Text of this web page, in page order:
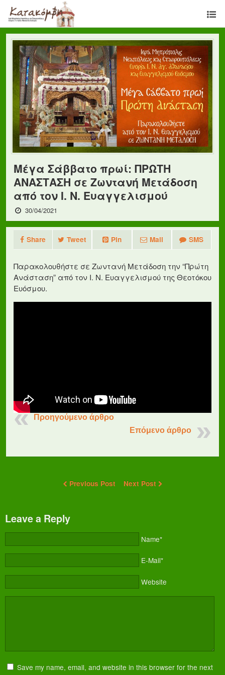
Μέγα Σάββατο πρωί: ΠΡΩΤΗ
ΑΝΑΣΤΑΣΗ σε Ζωντανή Μετάδοση
από τον Ι. Ν. Ευαγγελισμού
30/04/2021
Share Tweet Pin Mail SMS
Παρακολουθήστε σε Ζωντανή Μετάδοση την “Πρώτη
Ανάσταση” από τον Ι. Ν. Ευαγγελισμού της Θεοτόκου
Ευόσμου.
Προηγούμενο άρθρο
Επόμενο άρθρο
Previous Post Next Post
Leave a Reply
Name*
E-Mail*
Website
Save my name, email, and website in this browser for the next